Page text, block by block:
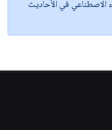
الاصطناعي في الأحاديث